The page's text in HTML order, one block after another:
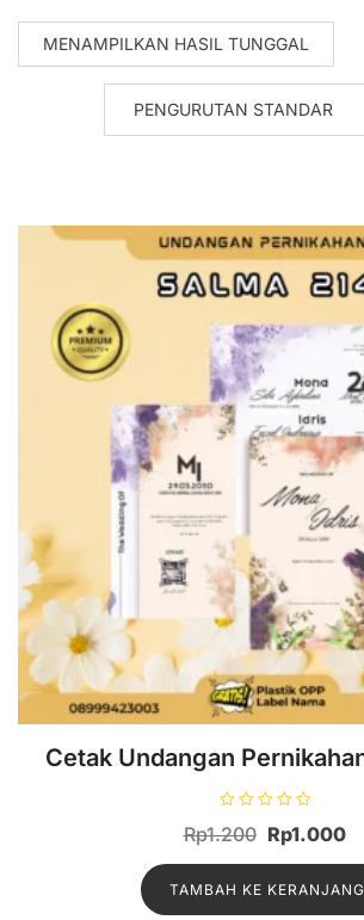
MENAMPILKAN HASIL TUNGGAL
Cetak Undangan
i
i
a
Rp1.200 Harga
aslinya
adalah:
Rp1.000
ini
TAMBAH KE KERANJANG